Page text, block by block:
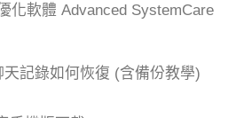
化軟體 Advanced SystemCare
天記錄如何恢復 (含備份教學)